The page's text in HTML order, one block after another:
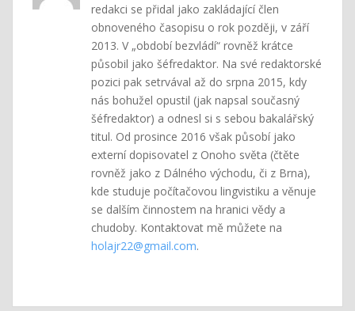
redakci se přidal jako zakládající člen
obnoveného časopisu o rok později, v září
2013. V „období bezvládí“ rovněž krátce
působil jako šéfredaktor. Na své redaktorské
pozici pak setrvával až do srpna 2015, kdy
nás bohužel opustil (jak napsal současný
šéfredaktor) a odnesl si s sebou bakalářský
titul. Od prosince 2016 však působí jako
externí dopisovatel z Onoho světa (čtěte
rovněž jako z Dálného východu, či z Brna),
kde studuje počítačovou lingvistiku a věnuje
se dalším činnostem na hranici vědy a
chudoby. Kontaktovat mě můžete na
holajr22@gmail.com.